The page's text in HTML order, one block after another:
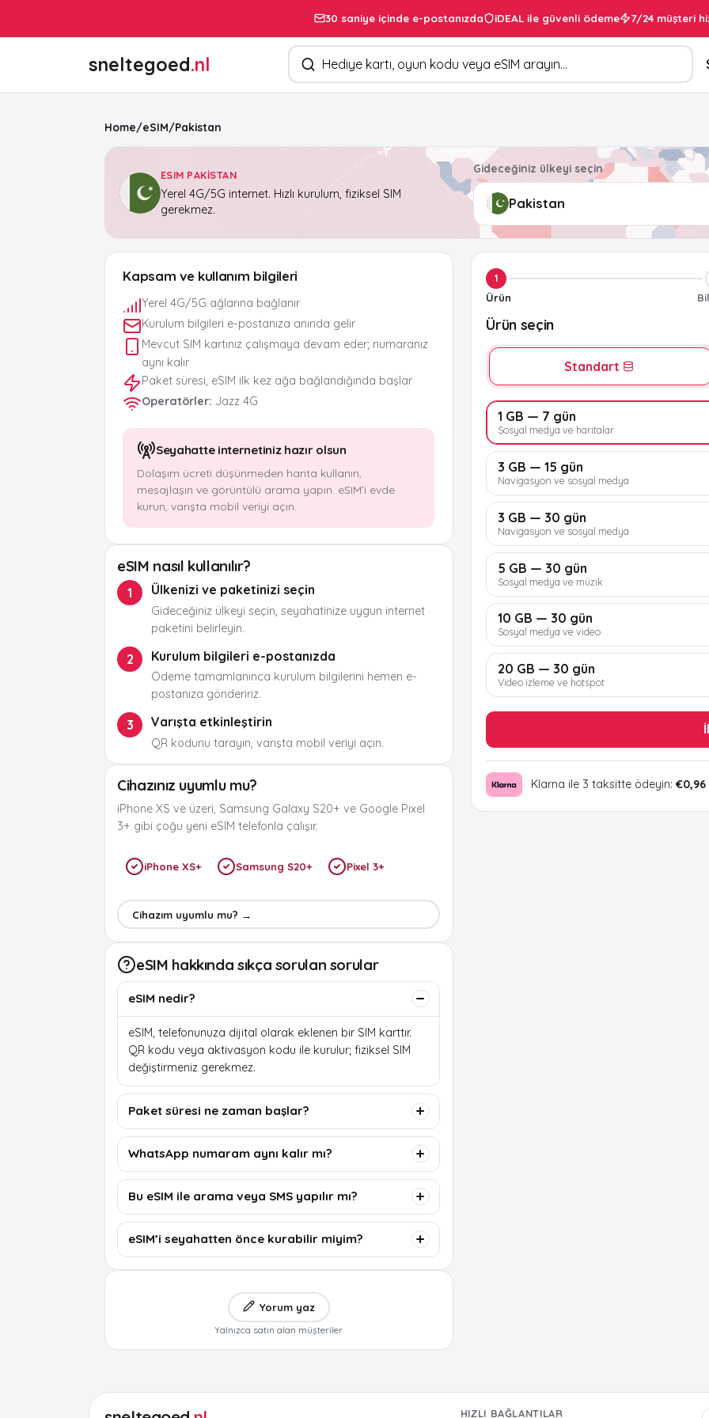
30 saniye içinde e-postanızda iDEAL ile güvenli ödeme 7/24 müşteri
sneltegoed.nl Ürün arayın
Home/eSIM/Pakistan
ESIM PAKISTAN
Yerel 4G/5G internet. Hızlı kurulum, fiziksel SIM
gerekmez.
Gideceğiniz ülkeyi seçin
Kapsam ve kullanım bilgileri
Yerel 4G/5G ağlarına bağlanır
Kurulum bilgileri e-postanıza anında gelir
Mevcut SIM kartınız çalışmaya devam eder; numaranız
aynı kalır
Paket süresi, eSIM ilk kez ağa bağlandığında başlar
Operatörler: Jazz 4G
Seyahatte internetiniz hazır olsun
Dolaşım ücreti düşünmeden harita kullanın,
mesajlaşın ve görüntülü arama yapın. eSIM’i evde
kurun, varışta mobil veriyi açın.
eSIM nasıl kullanılır?
1 Ülkenizi ve paketinizi seçin
Gideceğiniz ülkeyi seçin, seyahatinize uygun internet
paketini belirleyin.
2 Kurulum bilgileri e-postanızda
Ödeme tamamlanınca kurulum bilgilerini hemen e-
postanıza göndeririz.
3 Varışta etkinleştirin
QR kodunu tarayın, varışta mobil veriyi açın.
Cihazınız uyumlu mu?
iPhone XS ve üzeri, Samsung Galaxy S20+ ve Google Pixel
3+ gibi çoğu yeni eSIM telefonla çalışır.
iPhone XS+ Samsung S20+ Pixel 3+
Cihazım uyumlu mu? →
eSIM hakkında sıkça sorulan sorular
eSIM nedir?
eSIM, telefonunuza dijital olarak eklenen bir SIM karttır.
QR kodu veya aktivasyon kodu ile kurulur; fiziksel SIM
değiştirmeniz gerekmez.
Paket süresi ne zaman başlar?
WhatsApp numaram aynı kalır mı?
Bu eSIM ile arama veya SMS yapılır mı?
eSIM’i seyahatten önce kurabilir miyim?
Yorum yaz
Yalnızca satın alan müşteriler
1
Ürün
Ürün seçin
Standart
1 GB — 7 gün
Sosyal medya ve haritalar
3 GB — 15 gün
Navigasyon ve sosyal medya
3 GB — 30 gün
Navigasyon ve sosyal medya
5 GB — 30 gün
Sosyal medya ve müzik
10 GB — 30 gün
Sosyal medya ve video
20 GB — 30 gün
Video izleme ve hotspot
Klarna ile 3 taksitte ödeyin: €0,96
HIZLI BAĞLANTILAR